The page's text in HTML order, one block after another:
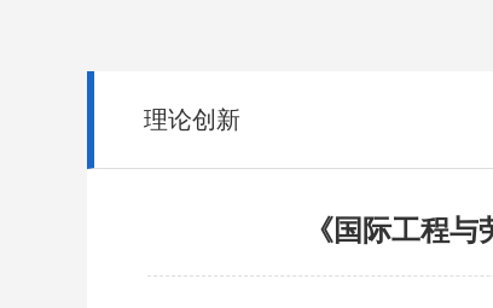
理论创新
《国际工程